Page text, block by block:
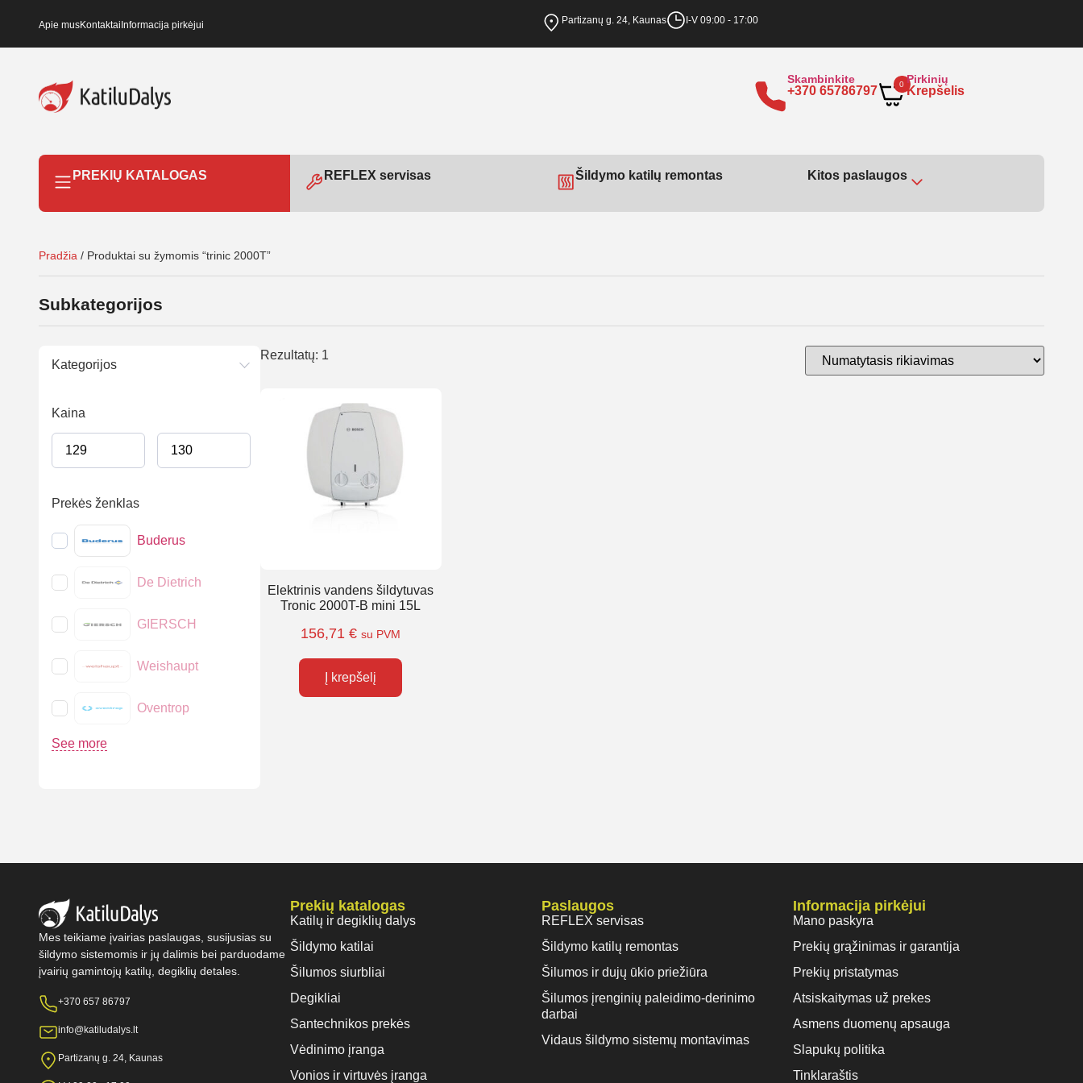
Apie musKontaktaiInformacija pirkėjui Partizanų g. 24, Kaunas I-V 09:00 - 17:00
Skambinkite
+370 65786797 0 Pirkinių
Krepšelis
PREKIŲ KATALOGAS REFLEX servisas Šildymo katilų remontas Kitos paslaugos
Pradžia / Produktai su žymomis “trinic 2000T”
Subkategorijos
Kategorijos
Kaina
Prekės ženklas
Buderus
De Dietrich
GIERSCH
Weishaupt
Oventrop
See more
Rezultatų: 1
Elektrinis vandens šildytuvas
Tronic 2000T-B mini 15L
156,71€ su PVM
Į krepšelį
Mes teikiame įvairias paslaugas, susijusias su
šildymo sistemomis ir jų dalimis bei parduodame
įvairių gamintojų katilų, degiklių detales.
+370 657 86797
info@katiludalys.lt
Partizanų g. 24, Kaunas
Prekių katalogas
Katilų ir degiklių dalys
Šildymo katilai
Šilumos siurbliai
Degikliai
Santechnikos prekės
Vėdinimo įranga
Vonios ir virtuvės įranga
Paslaugos
REFLEX servisas
Šildymo katilų remontas
Šilumos ir dujų ūkio priežiūra
Šilumos įrenginių paleidimo-derinimo
darbai
Vidaus šildymo sistemų montavimas
Informacija pirkėjui
Mano paskyra
Prekių grąžinimas ir garantija
Prekių pristatymas
Atsiskaitymas už prekes
Asmens duomenų apsauga
Slapukų politika
Tinklaraštis